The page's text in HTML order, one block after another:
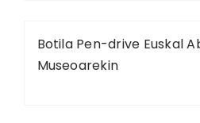
Botila Pen-drive Euskal
Museoarekin